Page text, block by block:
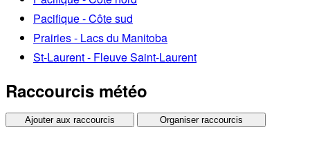
Pacifique - Côte sud
Prairies - Lacs du Manitoba
St-Laurent - Fleuve Saint-Laurent
Raccourcis météo
Ajouter aux raccourcis Organiser raccourcis